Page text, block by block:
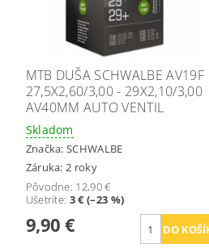
MTB DUŠA SCHWALBE AV19F
27,5X2,60/3,00 - 29X2,10/3,00
AV40MM AUTO VENTIL
Skladom
Značka:SCHWALBE
Záruka: 2 roky
Pôvodne: 12,90 €
Ušetríte: 3 € (–23 %)
9,90 €